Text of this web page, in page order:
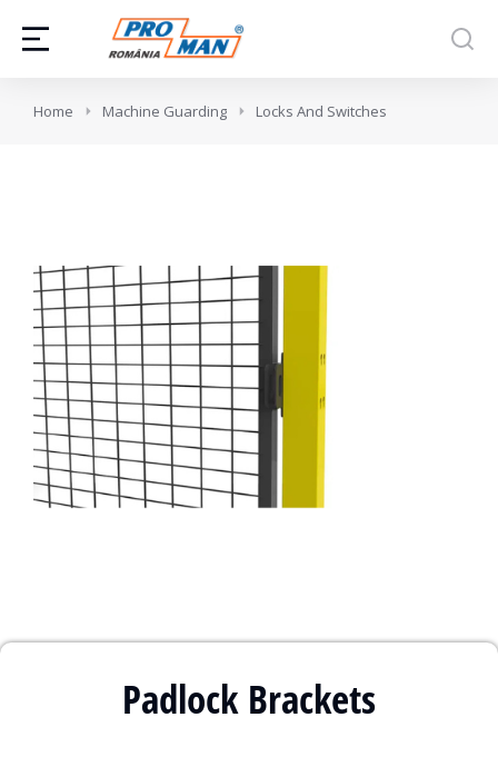
You are here:
Home Machine Guarding Locks And Switches
Padlock Brackets